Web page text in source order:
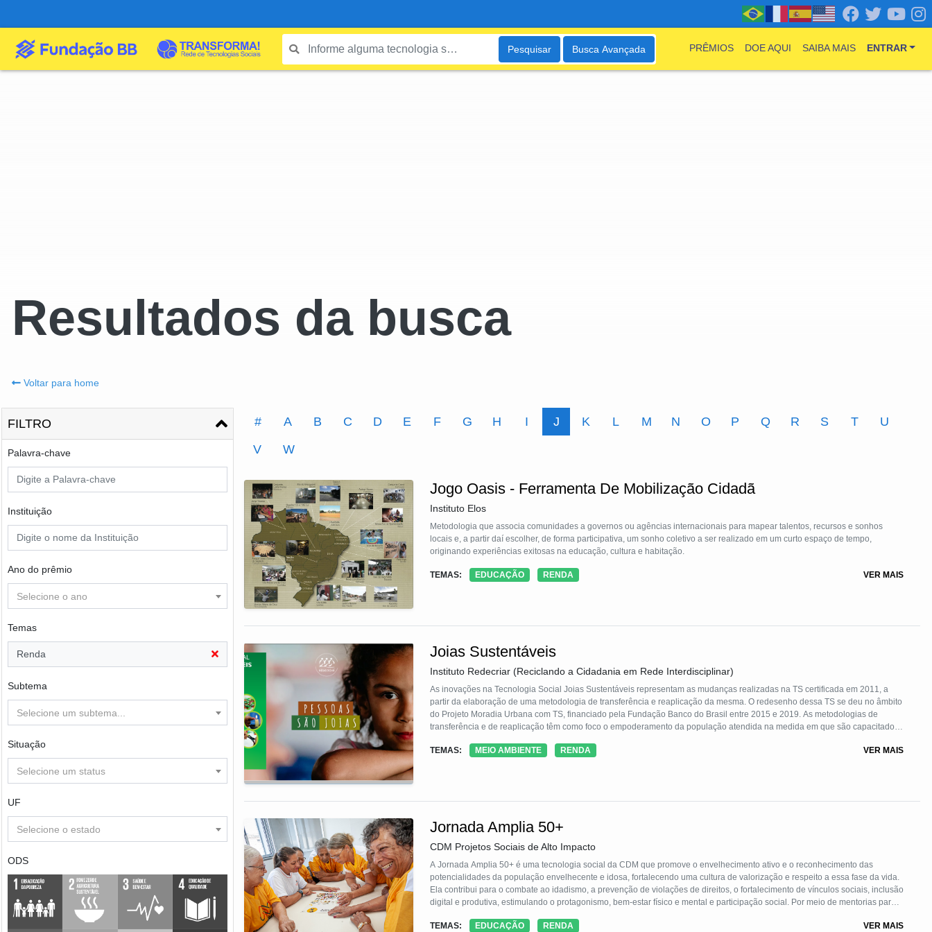
Pesquisar Busca Avançada PRÊMIOS DOE AQUI SAIBA MAIS ENTRAR
Resultados da busca
Voltar para home
FILTRO
Palavra-chave
Instituição
Ano do prêmio
Selecione o ano
Temas
Renda
Subtema
Selecione um subtema...
Situação
Selecione um status
UF
Selecione o estado
ODS
# A B C D E F G H I J K L M N O P Q R S T
U
V
W
Jogo Oasis - Ferramenta De Mobilização Cidadã
Instituto Elos
Metodologia que associa comunidades a governos ou agências internacionais para mapear talentos, recursos e sonhos
locais e, a partir daí escolher, de forma participativa, um sonho coletivo a ser realizado em um curto espaço de tempo,
originando experiências exitosas na educação, cultura e habitação.
TEMAS: EDUCAÇÃO RENDA VER MAIS
Joias Sustentáveis
Instituto Redecriar (Reciclando a Cidadania em Rede Interdisciplinar)
As inovações na Tecnologia Social Joias Sustentáveis representam as mudanças realizadas na TS certificada em 2011, a
partir da elaboração de uma metodologia de transferência e reaplicação da mesma. O redesenho dessa TS se deu no âmbito
do Projeto Moradia Urbana com TS, financiado pela Fundação Banco do Brasil entre 2015 e 2019. As metodologias de
transferência e de reaplicação têm como foco o empoderamento da população atendida na medida em que são capacitados
/ 11 estados do Brasil, contemplados com a Política Habitacional-Programa Minha Casa Minha Vida, financiados pelo Banco
TEMAS: MEIO AMBIENTE RENDA VER MAIS
Jornada Amplia 50+
CDM Projetos Sociais de Alto Impacto
A Jornada Amplia 50+ é uma tecnologia social da CDM que promove o envelhecimento ativo e o reconhecimento das
potencialidades da população envelhecente e idosa, fortalecendo uma cultura de valorização e respeito a essa fase da vida.
Ela contribui para o combate ao idadismo, a prevenção de violações de direitos, o fortalecimento de vínculos sociais, inclusão
digital e produtiva, estimulando o protagonismo, bem-estar físico e mental e participação social. Por meio de mentorias para
o acesso a ambientes de convivência e aprendizado, alinhando-se aos ODS 3, 4 e 17 Agenda 2030.
TEMAS: EDUCAÇÃO RENDA VER MAIS